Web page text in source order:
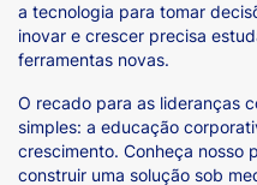
a tecnologia para tomar
inovar e crescer precisa
ferramentas novas.
O recado para as lideranças
simples: a educação
crescimento. Conheça nosso
construir uma solução sob